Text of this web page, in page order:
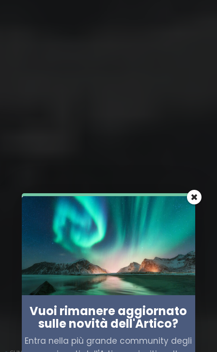
Vuoi rimanere aggiornato
sulle novità dell'Artico?
Entra nella più grande community degli